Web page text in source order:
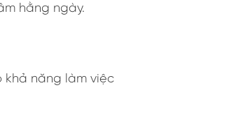
hằng ngày.
khả năng làm việc